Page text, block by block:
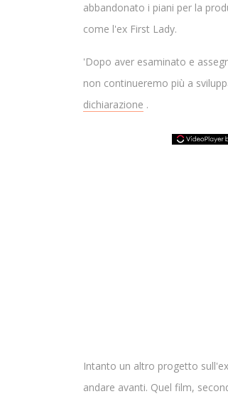
abbandonato i piani per la
come l'ex First Lady.
'Dopo aver esaminato e
non continueremo più a
dichiarazione .
Intanto un altro progetto
andare avanti. Quel film,